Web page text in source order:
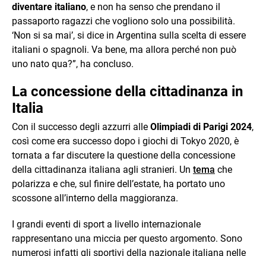
diventare italiano, e non ha senso che prendano il
passaporto ragazzi che vogliono solo una possibilità.
‘Non si sa mai’, si dice in Argentina sulla scelta di essere
italiani o spagnoli. Va bene, ma allora perché non può
uno nato qua?”, ha concluso.
La concessione della cittadinanza in
Italia
Con il successo degli azzurri alle Olimpiadi di Parigi 2024,
così come era successo dopo i giochi di Tokyo 2020, è
tornata a far discutere la questione della concessione
della cittadinanza italiana agli stranieri. Un tema che
polarizza e che, sul finire dell’estate, ha portato uno
scossone all’interno della maggioranza.
I grandi eventi di sport a livello internazionale
rappresentano una miccia per questo argomento. Sono
numerosi infatti gli sportivi della nazionale italiana nelle